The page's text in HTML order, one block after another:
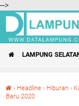
-->
LAMPUNG
› Headline › Hiburan ›
Baru 2020